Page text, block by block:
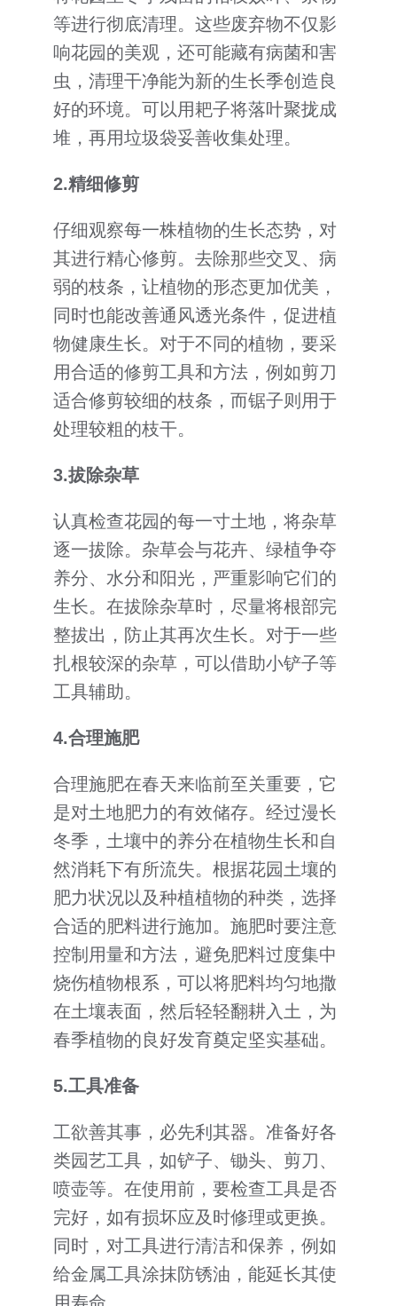
等进行彻底清理。这些废弃物不仅影
响花园的美观，还可能藏有病菌和害
虫，清理干净能为新的生长季创造良
好的环境。可以用耙子将落叶聚拢成
堆，再用垃圾袋妥善收集处理。
2.精细修剪
仔细观察每一株植物的生长态势，对
其进行精心修剪。去除那些交叉、病
弱的枝条，让植物的形态更加优美，
同时也能改善通风透光条件，促进植
物健康生长。对于不同的植物，要采
用合适的修剪工具和方法，例如剪刀
适合修剪较细的枝条，而锯子则用于
处理较粗的枝干。
3.拔除杂草
认真检查花园的每一寸土地，将杂草
逐一拔除。杂草会与花卉、绿植争夺
养分、水分和阳光，严重影响它们的
生长。在拔除杂草时，尽量将根部完
整拔出，防止其再次生长。对于一些
扎根较深的杂草，可以借助小铲子等
工具辅助。
4.合理施肥
合理施肥在春天来临前至关重要，它
是对土地肥力的有效储存。经过漫长
冬季，土壤中的养分在植物生长和自
然消耗下有所流失。根据花园土壤的
肥力状况以及种植植物的种类，选择
合适的肥料进行施加。施肥时要注意
控制用量和方法，避免肥料过度集中
烧伤植物根系，可以将肥料均匀地撒
在土壤表面，然后轻轻翻耕入土，为
春季植物的良好发育奠定坚实基础。
5.工具准备
工欲善其事，必先利其器。准备好各
类园艺工具，如铲子、锄头、剪刀、
喷壶等。在使用前，要检查工具是否
完好，如有损坏应及时修理或更换。
同时，对工具进行清洁和保养，例如
给金属工具涂抹防锈油，能延长其使